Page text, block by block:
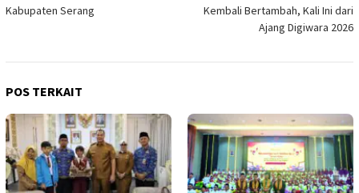
Kabupaten Serang
Kembali Bertambah, Kali Ini dari
Ajang Digiwara 2026
POS TERKAIT